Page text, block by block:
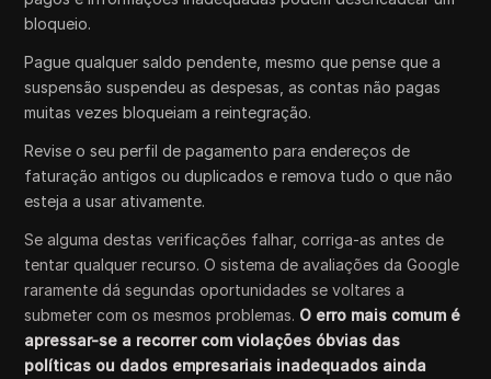
bloqueio.
Pague qualquer saldo pendente, mesmo que pense que a
suspensão suspendeu as despesas, as contas não pagas
muitas vezes bloqueiam a reintegração.
Revise o seu perfil de pagamento para endereços de
faturação antigos ou duplicados e remova tudo o que não
esteja a usar ativamente.
Se alguma destas verificações falhar, corriga-as antes de
tentar qualquer recurso. O sistema de avaliações da Google
raramente dá segundas oportunidades se voltares a
submeter com os mesmos problemas. O erro mais comum é
apressar-se a recorrer com violações óbvias das
políticas ou dados empresariais inadequados ainda